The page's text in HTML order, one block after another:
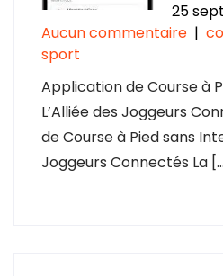
25
Aucun commentaire |
sport
Application de Course à
L’Alliée des Joggeurs
de Course à Pied sans
Joggeurs Connectés La